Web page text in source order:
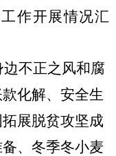
作开展情况汇
不正之风和腐
化解、安全生
展脱贫攻坚成
、冬季冬小麦